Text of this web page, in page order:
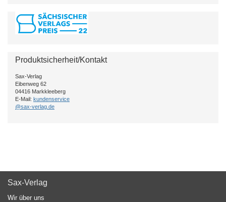
Produktsicherheit/Kontakt
Sax-Verlag
Eibenweg 62
04416 Markkleeberg
E-Mail: kundenservice
@sax-verlag.de
Sax-Verlag
Wir über uns